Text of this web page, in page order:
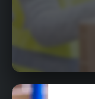
Robert-Galler-